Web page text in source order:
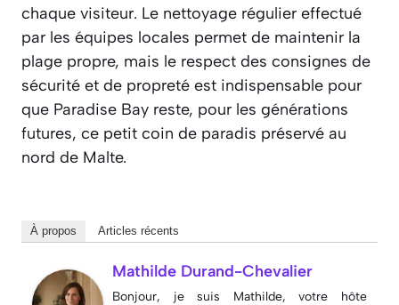
chaque visiteur. Le nettoyage régulier effectué
par les équipes locales permet de maintenir la
plage propre, mais le respect des consignes de
sécurité et de propreté est indispensable pour
que Paradise Bay reste, pour les générations
futures, ce petit coin de paradis préservé au
nord de Malte.
À propos Articles récents
Mathilde Durand-Chevalier
Bonjour, je suis Mathilde, votre hôte